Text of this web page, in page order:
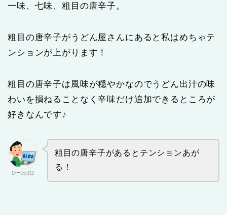
一味、七味、粗目の唐辛子。
粗目の唐辛子がうどん屋さんにあると私はめちゃテ
ンションが上がります！
粗目の唐辛子は風味が穏やかなのでうどん出汁の味
わいを損ねることなく辛味だけ追加できるところが
好きなんです♪
ひーたぱぱ
粗目の唐辛子があるとテンションあが
る！